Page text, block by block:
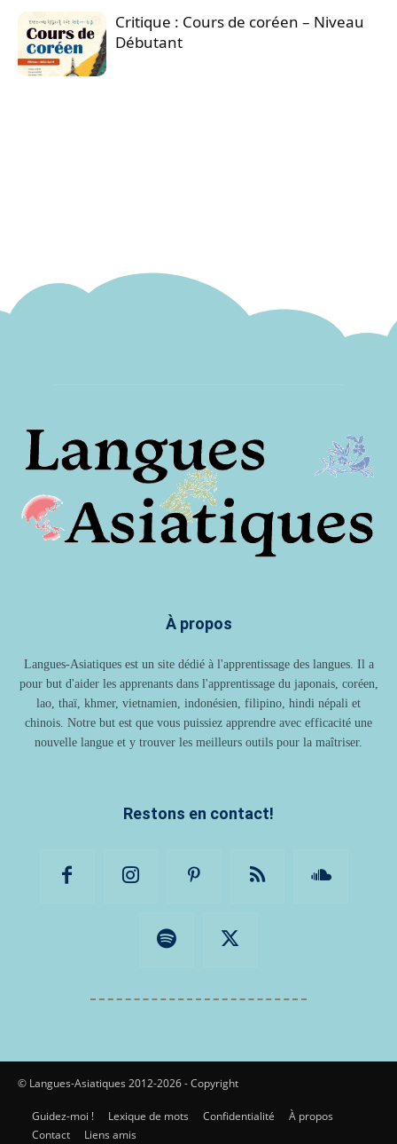
Critique : Cours de coréen – Niveau
Débutant
À propos
Langues-Asiatiques est un site dédié à l'apprentissage des langues. Il a
pour but d'aider les apprenants dans l'apprentissage du japonais, coréen,
lao, thaï, khmer, vietnamien, indonésien, filipino, hindi népali et
chinois. Notre but est que vous puissiez apprendre avec efficacité une
nouvelle langue et y trouver les meilleurs outils pour la maîtriser.
Restons en contact!
© Langues-Asiatiques 2012-2026 - Copyright
Guidez-moi ! Lexique de mots Confidentialité
À propos
Contact
Liens amis